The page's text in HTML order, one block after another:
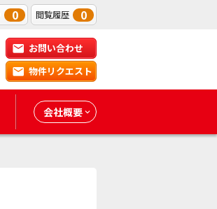
0 閲覧履歴 0
お問い合わせ
物件リクエスト
会社概要